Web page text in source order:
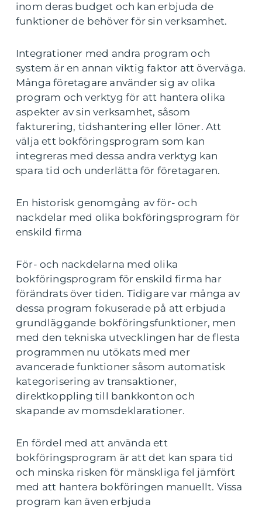
inom deras budget och kan erbjuda de
funktioner de behöver för sin verksamhet.
Integrationer med andra program och
system är en annan viktig faktor att överväga.
Många företagare använder sig av olika
program och verktyg för att hantera olika
aspekter av sin verksamhet, såsom
fakturering, tidshantering eller löner. Att
välja ett bokföringsprogram som kan
integreras med dessa andra verktyg kan
spara tid och underlätta för företagaren.
En historisk genomgång av för- och
nackdelar med olika bokföringsprogram för
enskild firma
För- och nackdelarna med olika
bokföringsprogram för enskild firma har
förändrats över tiden. Tidigare var många av
dessa program fokuserade på att erbjuda
grundläggande bokföringsfunktioner, men
med den tekniska utvecklingen har de flesta
programmen nu utökats med mer
avancerade funktioner såsom automatisk
kategorisering av transaktioner,
direktkoppling till bankkonton och
skapande av momsdeklarationer.
En fördel med att använda ett
bokföringsprogram är att det kan spara tid
och minska risken för mänskliga fel jämfört
med att hantera bokföringen manuellt. Vissa
program kan även erbjuda